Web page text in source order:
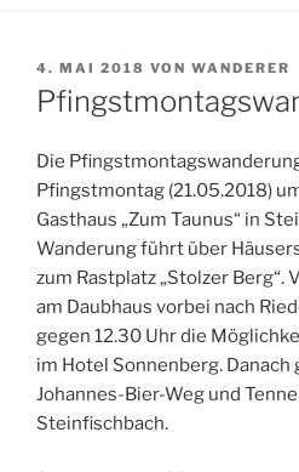
VERÖFFENTLICHT
AM
4. MAI 2018 VON WANDERER
Die
Pfingstmontag (21.05.2018)
Gasthaus „Zum Taunus“ in
Wanderung führt über
zum Rastplatz „Stolzer Berg“.
am Daubhaus vorbei nach
gegen 12.30 Uhr die
im Hotel Sonnenberg. Danach
Johannes-Bier-Weg und
Steinfischbach.